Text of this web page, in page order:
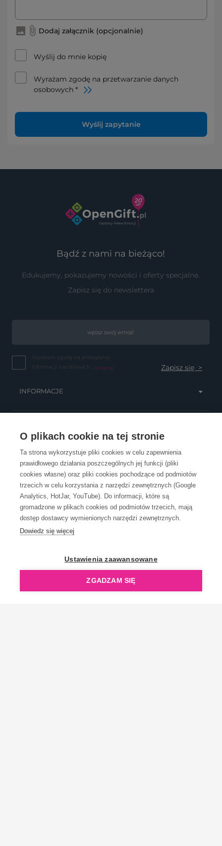
O plikach cookie na tej stronie
Ta strona wykorzystuje pliki cookies w celu zapewnienia
prawidłowego działania poszczególnych jej funkcji (pliki
cookies własne) oraz pliki cookies pochodzące od podmiotów
trzecich w celu korzystania z narzędzi zewnętrznych (Google
Analytics, HotJar, YouTube). Do informacji, które są
gromadzone w plikach cookies od podmiotów trzecich, mają
dostęp dostawcy wymienionych narzędzi zewnętrznych.
Dowiedz się więcej
Ustawienia zaawansowane
ZGADZAM SIĘ
Dodaj załącznik (opcjonalnie)
Wyślij do mnie kopię
Wyrażam zgodę na przetwarzanie danych
osobowych *
Wyślij zapytanie
Bądź z nami na bieżąco!
Edukujemy, pokazujemy nowości i oferty specjalne.
Zapisz się do newslettera
Wyrażam zgodę na przesyłanie
informacji handlowych... (więcej)
INFORMACJE
OBSŁUGA KLIENTA
KONTAKT
OpenGift jest częścią ReflectGroup.